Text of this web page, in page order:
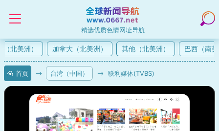
精选优质色情网址导航
北美洲） 加拿大（北美洲） 其他（北美洲） 巴西（南美
首页 台湾（中国） 联利媒体(TVBS)